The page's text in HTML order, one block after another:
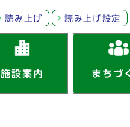
読み上げ 読み上げ設定
施設案内 まちづ